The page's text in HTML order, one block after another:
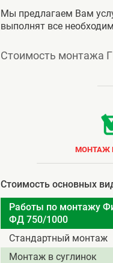
Мы предлагаем Вам
выполнят все
Стоимость монтажа
МОНТАЖ
Стоимость основных
Работы по монтажу
ФД 750/1000
Стандартный монтаж
Монтаж в суглинок